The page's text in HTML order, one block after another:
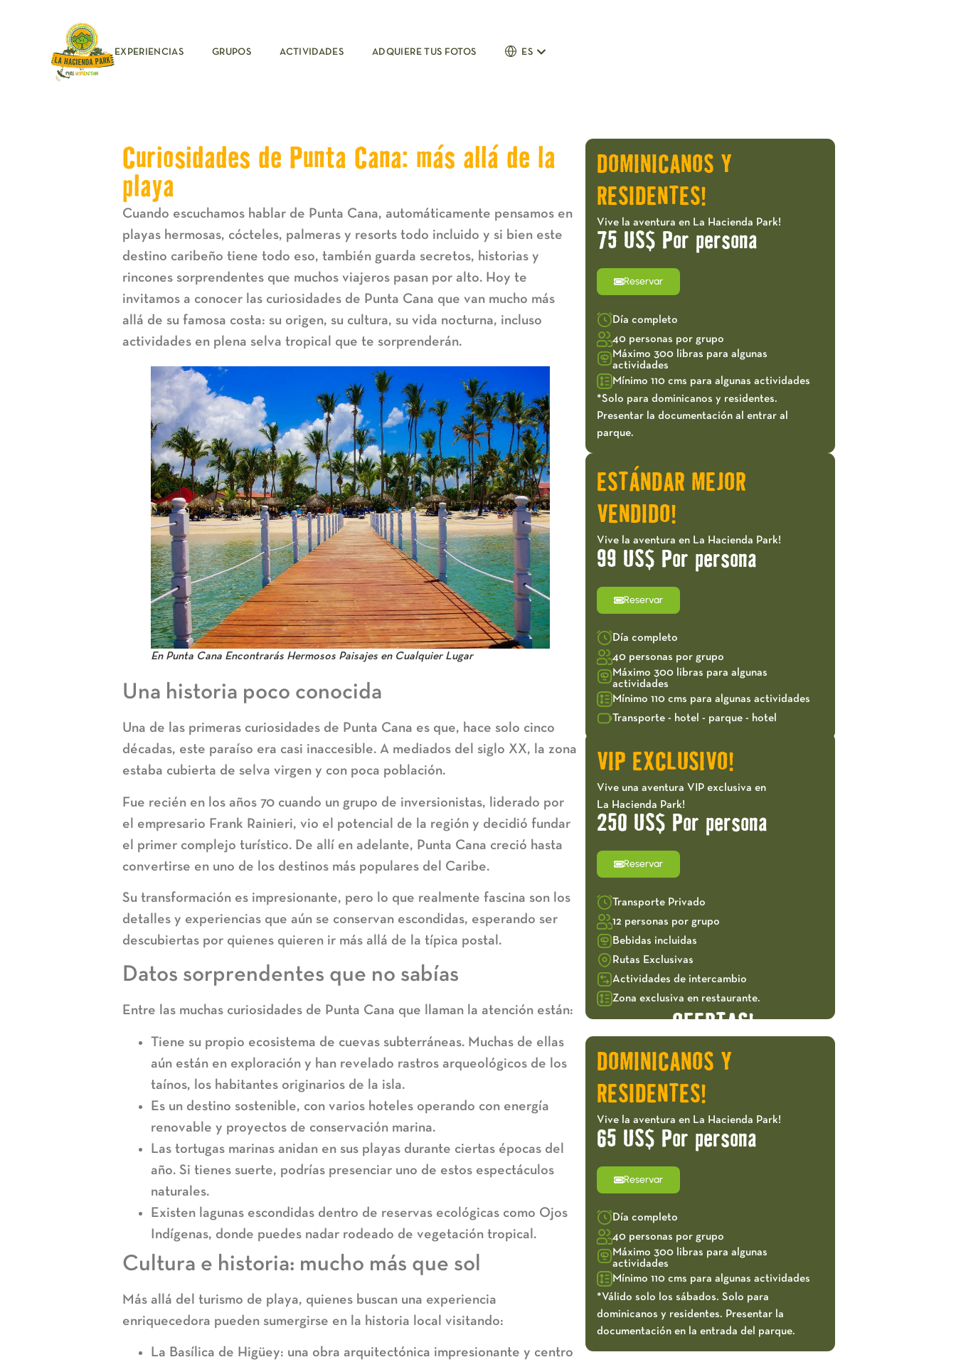
EXPERIENCIAS GRUPOS ACTIVIDADES ADQUIERE TUS FOTOS ES
Curiosidades de Punta Cana: más allá de la
playa
Cuando escuchamos hablar de Punta Cana, automáticamente pensamos en
playas hermosas, cócteles, palmeras y resorts todo incluido y si bien este
destino caribeño tiene todo eso, también guarda secretos, historias y
rincones sorprendentes que muchos viajeros pasan por alto. Hoy te
invitamos a conocer las curiosidades de Punta Cana que van mucho más
allá de su famosa costa: su origen, su cultura, su vida nocturna, incluso
actividades en plena selva tropical que te sorprenderán.
En Punta Cana Encontrarás Hermosos Paisajes en Cualquier Lugar
Una historia poco conocida
Una de las primeras curiosidades de Punta Cana es que, hace solo cinco
décadas, este paraíso era casi inaccesible. A mediados del siglo XX, la zona
estaba cubierta de selva virgen y con poca población.
Fue recién en los años 70 cuando un grupo de inversionistas, liderado por
el empresario Frank Rainieri, vio el potencial de la región y decidió fundar
el primer complejo turístico. De allí en adelante, Punta Cana creció hasta
convertirse en uno de los destinos más populares del Caribe.
Su transformación es impresionante, pero lo que realmente fascina son los
detalles y experiencias que aún se conservan escondidas, esperando ser
descubiertas por quienes quieren ir más allá de la típica postal.
Datos sorprendentes que no sabías
Entre las muchas curiosidades de Punta Cana que llaman la atención están:
Tiene su propio ecosistema de cuevas subterráneas. Muchas de ellas
aún están en exploración y han revelado rastros arqueológicos de los
taínos, los habitantes originarios de la isla.
Es un destino sostenible, con varios hoteles operando con energía
renovable y proyectos de conservación marina.
Las tortugas marinas anidan en sus playas durante ciertas épocas del
año. Si tienes suerte, podrías presenciar uno de estos espectáculos
naturales.
Existen lagunas escondidas dentro de reservas ecológicas como Ojos
Indígenas, donde puedes nadar rodeado de vegetación tropical.
Cultura e historia: mucho más que sol
Más allá del turismo de playa, quienes buscan una experiencia
enriquecedora pueden sumergirse en la historia local visitando:
La Basílica de Higüey: una obra arquitectónica impresionante y centro
DOMINICANOS Y
RESIDENTES!
Vive la aventura en La Hacienda Park!
75 US$ Por persona
Reservar
Día completo
40 personas por grupo
Máximo 300 libras para algunas
actividades
Mínimo 110 cms para algunas actividades
*Solo para dominicanos y residentes.
Presentar la documentación al entrar al
parque.
ESTÁNDAR MEJOR
VENDIDO!
Vive la aventura en La Hacienda Park!
99 US$ Por persona
Reservar
Día completo
40 personas por grupo
Máximo 300 libras para algunas
actividades
Mínimo 110 cms para algunas actividades
Transporte - hotel - parque - hotel
VIP EXCLUSIVO!
Vive una aventura VIP exclusiva en
La Hacienda Park!
250 US$ Por persona
Reservar
Transporte Privado
12 personas por grupo
Bebidas incluidas
Rutas Exclusivas
Actividades de intercambio
Zona exclusiva en restaurante.
OFERTAS!
DOMINICANOS Y
RESIDENTES!
Vive la aventura en La Hacienda Park!
65 US$ Por persona
Reservar
Día completo
40 personas por grupo
Máximo 300 libras para algunas
actividades
Mínimo 110 cms para algunas actividades
*Válido solo los sábados. Solo para
dominicanos y residentes. Presentar la
documentación en la entrada del parque.